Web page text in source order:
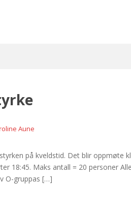
Aune
på kveldstid. Det blir oppmøte
18:45. Maks antall = 20 personer
O-gruppas […]